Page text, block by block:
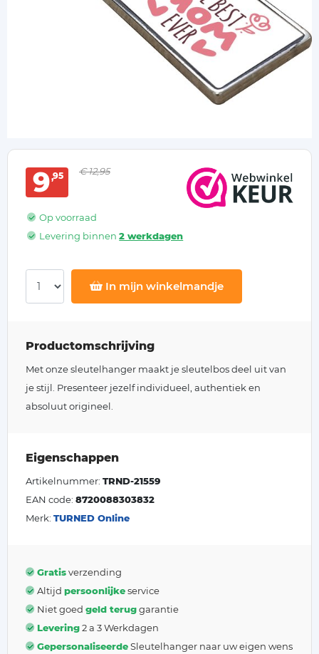
9 95 € 12,95
Op voorraad
Levering binnen2 werkdagen
In mijn winkelmandje
Productomschrijving
Met onze sleutelhanger maakt je sleutelbos deel uit van
je stijl. Presenteer jezelf individueel, authentiek en
absoluut origineel.
Eigenschappen
Artikelnummer: TRND-21559
EAN code: 8720088303832
Merk: TURNED Online
Gratisverzending
Altijd persoonlijkeservice
Niet goed geld teruggarantie
Levering2 a 3 Werkdagen
GepersonaliseerdeSleutelhanger naar uw eigen wens